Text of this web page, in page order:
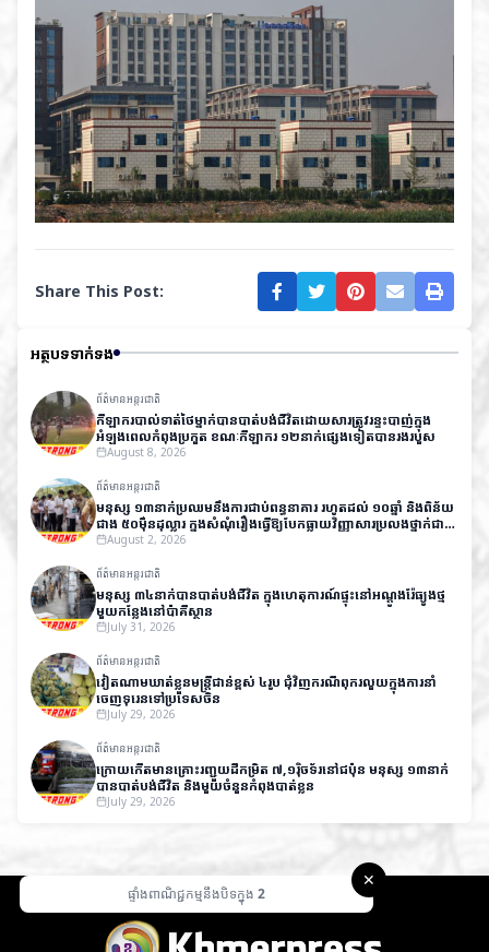
Share This Post:
អត្ថបទទាក់ទង
ព័ត៌មានអន្តរជាតិ
កីឡាករបាល់ទាត់ថៃម្នាក់បានបាត់បង់ជីវិតដោយសារត្រូវរន្ទះបាញ់ក្នុង
អំឡុងពេលកំពុងប្រកួត ខណៈកីឡាករ ១២នាក់ផ្សេងទៀតបានរងរបួស
August 8, 2026
ព័ត៌មានអន្តរជាតិ
មនុស្ស ១៣នាក់ប្រឈមនឹងការជាប់ពន្ធនាគារ រហូតដល់ ១០ឆ្នាំ និងពិន័យ
ជាង ៥០ម៉ឺនដុល្លារ ក្នុងសំណុំរឿងធ្វើឱ្យបែកធ្លាយវិញ្ញាសារប្រលងថ្នាក់ជាតិ
នៅឥណ្ឌា
August 2, 2026
ព័ត៌មានអន្តរជាតិ
មនុស្ស ៣៤នាក់បានបាត់បង់ជីវិត ក្នុងហេតុការណ៍ផ្ទុះនៅអណ្តូងរ៉ែធ្យូងថ្ម
មួយកន្លែងនៅប៉ាគីស្ថាន
July 31, 2026
ព័ត៌មានអន្តរជាតិ
វៀតណាមឃាត់ខ្លួនមន្ត្រីជាន់ខ្ពស់ ៤រូប ជុំវិញករណីពុករលួយក្នុងការនាំ
ចេញទុរេនទៅប្រទេសចិន
July 29, 2026
ព័ត៌មានអន្តរជាតិ
ក្រោយកើតមានគ្រោះរញ្ជួយដីកម្រិត ៧,១រ៉ិចទ័រនៅជប៉ុន មនុស្ស ១៣នាក់
បានបាត់បង់ជីវិត និងមួយចំនួនកំពុងបាត់ខ្លួន
July 29, 2026
✕
ផ្ទាំងពាណិជ្ជកម្មនឹងបិទក្នុង 1